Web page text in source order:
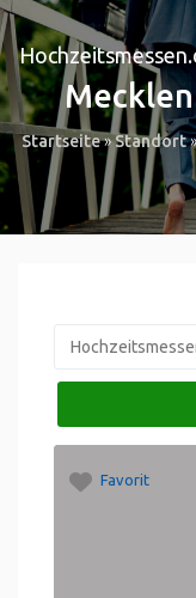
Startseite»Standort
Favorit